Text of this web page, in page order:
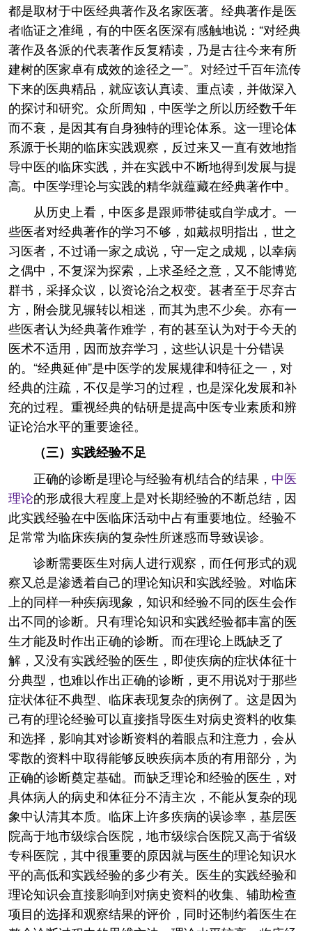
都是取材于中医经典著作及名家医著。经典著作是医
者临证之准绳，有的中医名医深有感触地说：“对经典
著作及各派的代表著作反复精读，乃是古往今来有所
建树的医家卓有成效的途径之一”。对经过千百年流传
下来的医典精品，就应该认真读、重点读，并做深入
的探讨和研究。众所周知，中医学之所以历经数千年
而不衰，是因其有自身独特的理论体系。这一理论体
系源于长期的临床实践观察，反过来又一直有效地指
导中医的临床实践，并在实践中不断地得到发展与提
高。中医学理论与实践的精华就蕴藏在经典著作中。
从历史上看，中医多是跟师带徒或自学成才。一
些医者对经典著作的学习不够，如戴叔明指出，世之
习医者，不过诵一家之成说，守一定之成规，以幸病
之偶中，不复深为探索，上求圣经之意，又不能博览
群书，采择众议，以资论治之权变。甚者至于尽弃古
方，附会胧见辗转以相迷，而其为患不少矣。亦有一
些医者认为经典著作难学，有的甚至认为对于今天的
医术不适用，因而放弃学习，这些认识是十分错误
的。“经典延伸”是中医学的发展规律和特征之一，对
经典的注疏，不仅是学习的过程，也是深化发展和补
充的过程。重视经典的钻研是提高中医专业素质和辨
证论治水平的重要途径。
（三）实践经验不足
正确的诊断是理论与经验有机结合的结果， 中医
理论的形成很大程度上是对长期经验的不断总结，因
此实践经验在中医临床活动中占有重要地位。经验不
足常常为临床疾病的复杂性所迷惑而导致误诊。
诊断需要医生对病人进行观察，而任何形式的观
察又总是渗透着自己的理论知识和实践经验。对临床
上的同样一种疾病现象，知识和经验不同的医生会作
出不同的诊断。只有理论知识和实践经验都丰富的医
生才能及时作出正确的诊断。而在理论上既缺乏了
解，又没有实践经验的医生，即使疾病的症状体征十
分典型，也难以作出正确的诊断，更不用说对于那些
症状体征不典型、临床表现复杂的病例了。这是因为
己有的理论经验可以直接指导医生对病史资料的收集
和选择，影响其对诊断资料的着眼点和注意力，会从
零散的资料中取得能够反映疾病本质的有用部分，为
正确的诊断奠定基础。而缺乏理论和经验的医生，对
具体病人的病史和体征分不清主次，不能从复杂的现
象中认清其本质。临床上许多疾病的误诊率，基层医
院高于地市级综合医院，地市级综合医院又高于省级
专科医院，其中很重要的原因就与医生的理论知识水
平的高低和实践经验的多少有关。医生的实践经验和
理论知识会直接影响到对病史资料的收集、辅助检查
项目的选择和观察结果的评价，同时还制约着医生在